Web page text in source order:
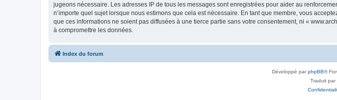
jugeons nécessaire. Les adresses IP de tous les messages sont enregistrées pour aider au
n’importe quel sujet lorsque nous estimons que cela est nécessaire. En tant que membre, vous
que ces informations ne soient pas diffusées à une tierce partie sans votre consentement, ni «
à compromettre les données.
Index du forum
Développé parphpBB®
Traduit par